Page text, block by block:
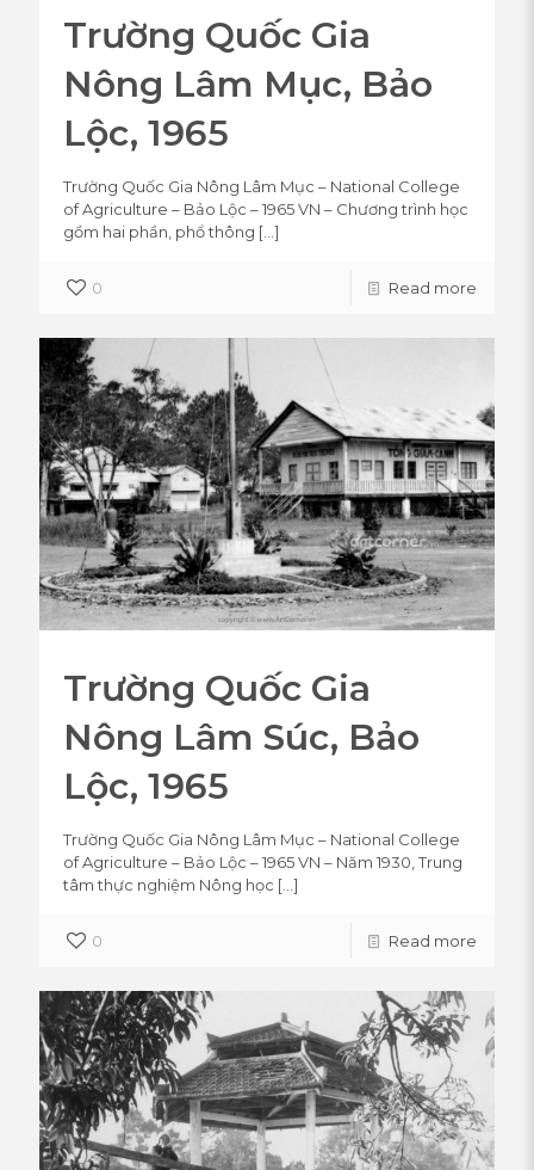
Trường Quốc Gia
Nông Lâm Mục, Bảo
Lộc, 1965
Trường Quốc Gia Nông Lâm Mục – National College
of Agriculture – Bảo Lộc – 1965 VN – Chương trình học
gồm hai phần, phổ thông […]
0 Read more
Trường Quốc Gia
Nông Lâm Súc, Bảo
Lộc, 1965
Trường Quốc Gia Nông Lâm Mục – National College
of Agriculture – Bảo Lộc – 1965 VN – Năm 1930, Trung
tâm thực nghiệm Nông học […]
0 Read more